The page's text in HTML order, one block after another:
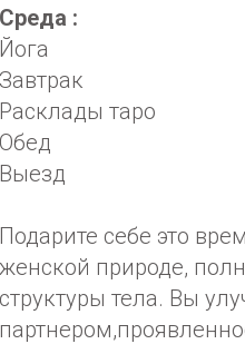
Среда :
Йога
Завтрак
Расклады таро
Обед
Выезд
Подарите себе это
женской природе,
структуры тела. Вы